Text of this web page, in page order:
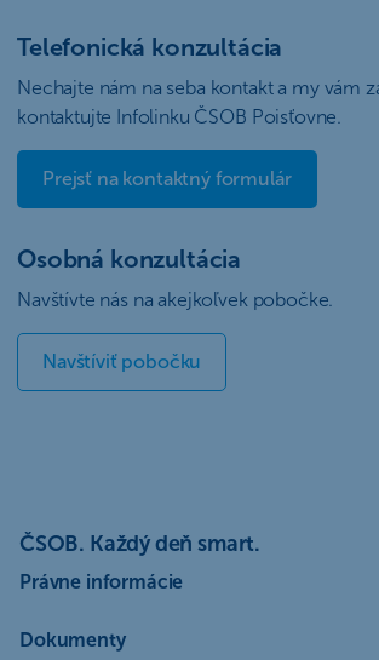
Telefonická konzultácia
Nechajte nám na seba kontakt a my vám
kontaktujte Infolinku ČSOB Poisťovne.
Prejsť na kontaktný formulár
Osobná konzultácia
Navštívte nás na akejkoľvek pobočke.
Navštíviť pobočku
ČSOB. Každý deň smart.
Právne informácie
Dokumenty